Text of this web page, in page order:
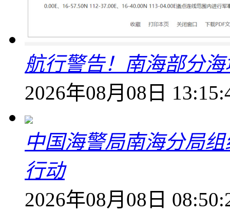
航行警告！南海部分
2026年08月08日
中国海警局南海分局
行动
2026年08月08日